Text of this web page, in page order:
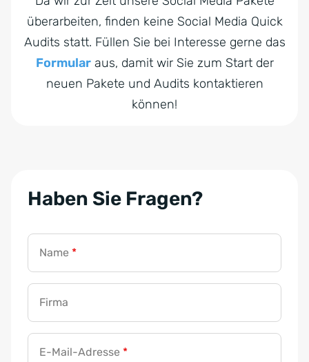
überarbeiten, finden keine Social Media Quick
Audits statt. Füllen Sie bei Interesse gerne das
Formularaus, damit wir Sie zum Start der
neuen Pakete und Audits kontaktieren
können!
Haben Sie Fragen?
Name *
Firma
E-Mail-Adresse *